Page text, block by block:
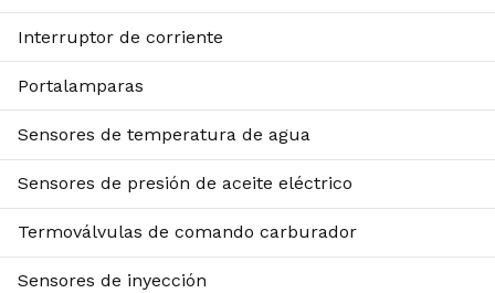
Interruptor de corriente
Portalamparas
Sensores de temperatura de agua
Sensores de presión de aceite eléctrico
Termoválvulas de comando carburador
Sensores de inyección